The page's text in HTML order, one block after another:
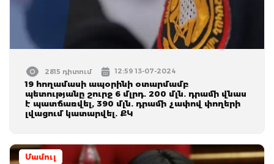
2815 դիտում 12:59 13-07-2024
19 հողամասի ապօրինի օտարմամբ
պետությանը շուրջ 6 մլրդ. 200 մլն. դրամի վնաս
է պատճառվել, 390 մլն. դրամի չափով փողերի
լվացում կատարվել. ՔԿ
Մամուլ